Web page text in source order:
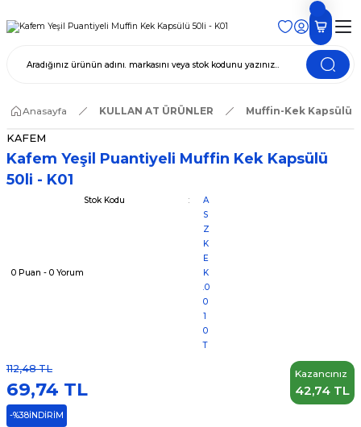
Anasayfa KULLAN AT ÜRÜNLER Muffin-Kek Kapsülü
KAFEM
Kafem Yeşil Puantiyeli Muffin Kek Kapsülü
50li - K01
0 Puan - 0 Yorum
Stok Kodu
A
S
Z
K
E
K
.0
0
1
0
T
112,48 TL
69,74 TL
-%38İNDİRİM
Kazancınız
42,74 TL